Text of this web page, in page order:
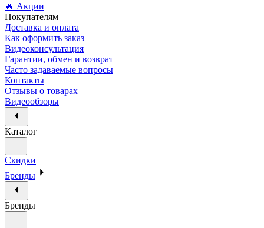
🔥 Акции
Покупателям
Доставка и оплата
Как оформить заказ
Видеоконсультация
Гарантии, обмен и возврат
Часто задаваемые вопросы
Контакты
Отзывы о товарах
Видеообзоры
Каталог
Скидки
Бренды
Бренды